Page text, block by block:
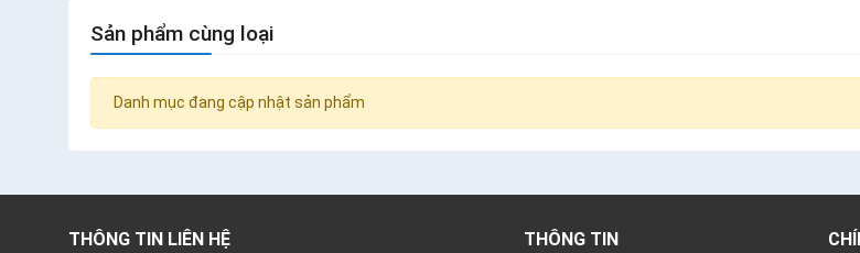
Sản phẩm cùng loại
Danh mục đang cập nhật sản phẩm
THÔNG TIN LIÊN HỆ THÔNG TIN